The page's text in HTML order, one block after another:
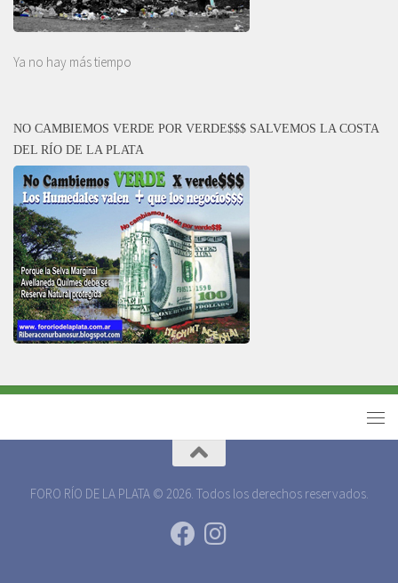
Ya no hay más tiempo
NO CAMBIEMOS VERDE POR VERDE$$$ SALVEMOS LA COSTA
DEL RÍO DE LA PLATA
FORO RÍO DE LA PLATA © 2026. Todos los derechos reservados.